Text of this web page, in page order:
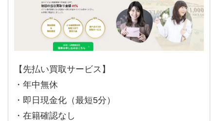
【先払い買取サービス】
・年中無休
・即日現金化（最短5分）
・在籍確認なし